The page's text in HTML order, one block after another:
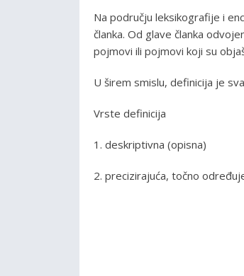
Na području leksikografije i
članka. Od glave članka
pojmovi ili pojmovi koji su
U širem smislu, definicija je
Vrste definicija
1. deskriptivna (opisna)
2. precizirajuća, točno